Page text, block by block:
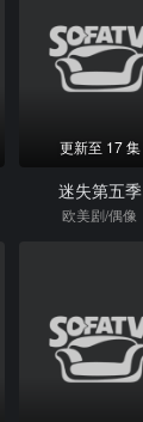
更新至 17 集
迷失第五季
欧美剧/偶像